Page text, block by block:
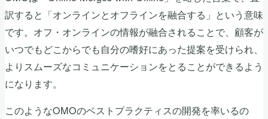
訳すると「オンラインとオフラインを融合する」という意味
です。オフ・オンラインの情報が融合されることで、顧客が
いつでもどこからでも自分の嗜好にあった提案を受けられ、
よりスムーズなコミュニケーションをとることができるよう
になります。
このようなOMOのベストプラクティスの開発を率いるの